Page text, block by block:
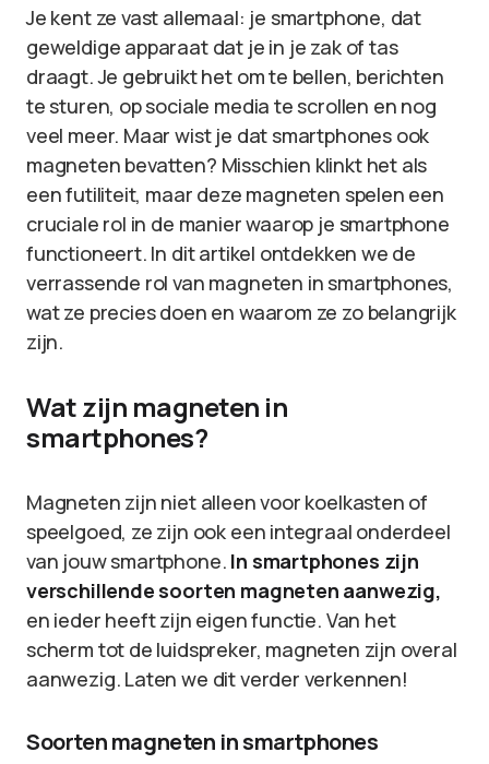
Je kent ze vast allemaal: je smartphone, dat
geweldige apparaat dat je in je zak of tas
draagt. Je gebruikt het om te bellen, berichten
te sturen, op sociale media te scrollen en nog
veel meer. Maar wist je dat smartphones ook
magneten bevatten? Misschien klinkt het als
een futiliteit, maar deze magneten spelen een
cruciale rol in de manier waarop je smartphone
functioneert. In dit artikel ontdekken we de
verrassende rol van magneten in smartphones,
wat ze precies doen en waarom ze zo belangrijk
zijn.
Wat zijn magneten in
smartphones?
Magneten zijn niet alleen voor koelkasten of
speelgoed, ze zijn ook een integraal onderdeel
van jouw smartphone. In smartphones zijn
verschillende soorten magneten aanwezig,
en ieder heeft zijn eigen functie. Van het
scherm tot de luidspreker, magneten zijn overal
aanwezig. Laten we dit verder verkennen!
Soorten magneten in smartphones